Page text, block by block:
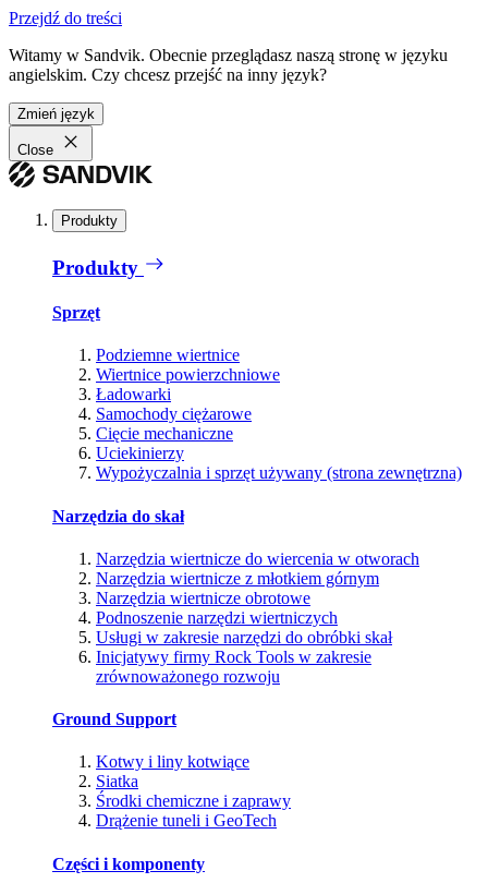
Przejdź do treści
Witamy w Sandvik. Obecnie przeglądasz naszą stronę w języku
angielskim. Czy chcesz przejść na inny język?
Zmień język
Close
Produkty
Produkty
Sprzęt
Podziemne wiertnice
Wiertnice powierzchniowe
Ładowarki
Samochody ciężarowe
Cięcie mechaniczne
Uciekinierzy
Wypożyczalnia i sprzęt używany (strona zewnętrzna)
Narzędzia do skał
Narzędzia wiertnicze do wiercenia w otworach
Narzędzia wiertnicze z młotkiem górnym
Narzędzia wiertnicze obrotowe
Podnoszenie narzędzi wiertniczych
Usługi w zakresie narzędzi do obróbki skał
Inicjatywy firmy Rock Tools w zakresie
zrównoważonego rozwoju
Ground Support
Kotwy i liny kotwiące
Siatka
Środki chemiczne i zaprawy
Drążenie tuneli i GeoTech
Części i komponenty